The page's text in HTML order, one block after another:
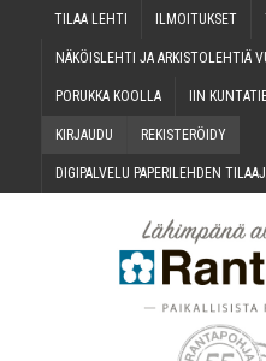
TILAA LEH­TI ILMOI­TUK­SET
NÄKÖIS­LEH­TI JA ARKIS­TO­LEH­TIÄ
PORUK­KA KOOLLA IIN
KIR­JAU­DU REKIS­TE­RÖI­DY
DIGI­PAL­VE­LU PAPE­RI­LEH­DEN